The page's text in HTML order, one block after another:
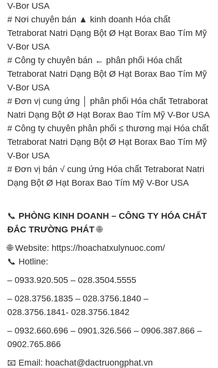
V-Bor USA
# Nơi chuyên bán ▲ kinh doanh Hóa chất
Tetraborat Natri Dạng Bột Ø Hạt Borax Bao Tím Mỹ
V-Bor USA
# Công ty chuyên bán ← phân phối Hóa chất
Tetraborat Natri Dạng Bột Ø Hạt Borax Bao Tím Mỹ
V-Bor USA
# Đơn vị cung ứng │ phân phối Hóa chất Tetraborat
Natri Dạng Bột Ø Hạt Borax Bao Tím Mỹ V-Bor USA
# Công ty chuyên phân phối ≤ thương mại Hóa chất
Tetraborat Natri Dạng Bột Ø Hạt Borax Bao Tím Mỹ
V-Bor USA
# Đơn vị bán √ cung ứng Hóa chất Tetraborat Natri
Dạng Bột Ø Hạt Borax Bao Tím Mỹ V-Bor USA
📞 PHÒNG KINH DOANH – CÔNG TY HÓA CHẤT
ĐẮC TRƯỜNG PHÁT🌐
🌐 Website: https://hoachatxulynuoc.com/
📞 Hotline:
– 0933.920.505 – 028.3504.5555
– 028.3756.1835 – 028.3756.1840 –
028.3756.1841- 028.3756.1842
– 0932.660.696 – 0901.326.566 – 0906.387.866 –
0902.765.866
📧 Email: hoachat@dactruongphat.vn